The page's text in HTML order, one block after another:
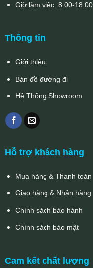
Giờ làm việc: 8:00-18:00
Thông tin
Giới thiệu
Bản đồ đường đi
Hệ Thống Showroom
Hỗ trợ khách hàng
Mua hàng & Thanh toán
Giao hàng & Nhận hàng
Chính sách bảo hành
Chính sách bảo mật
Cam kết chất lượng